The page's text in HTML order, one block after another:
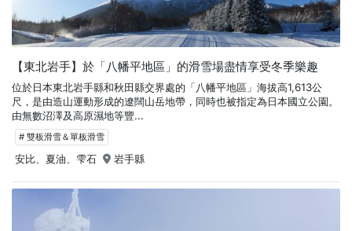
【東北岩手】於「八幡平地區」的滑雪場盡情享受冬季樂趣
位於日本東北岩手縣和秋田縣交界處的「八幡平地區」海拔高1,613公
尺，是由造山運動形成的遼闊山岳地帶，同時也被指定為日本國立公園。
由無數沼澤及高原濕地等豐...
# 雙板滑雪＆單板滑雪
安比、夏油、雫石 岩手縣